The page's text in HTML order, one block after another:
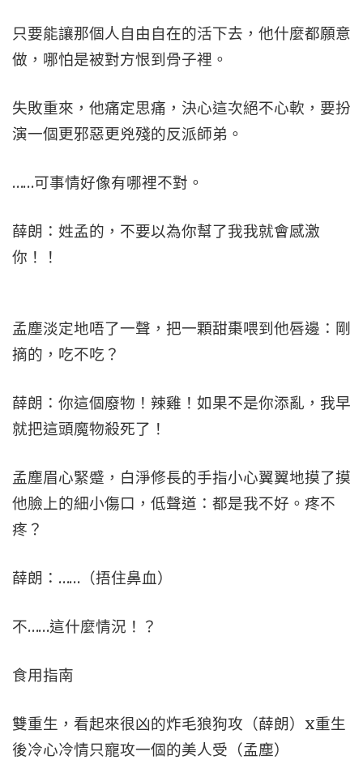
只要能讓那個人自由自在的活下去，他什麼都願意
做，哪怕是被對方恨到骨子裡。
失敗重來，他痛定思痛，決心這次絕不心軟，要扮
演一個更邪惡更兇殘的反派師弟。
……可事情好像有哪裡不對。
薛朗：姓孟的，不要以為你幫了我我就會感激
你！！
孟塵淡定地唔了一聲，把一顆甜棗喂到他唇邊：剛
摘的，吃不吃？
薛朗：你這個廢物！辣雞！如果不是你添亂，我早
就把這頭魔物殺死了！
孟塵眉心緊蹙，白淨修長的手指小心翼翼地摸了摸
他臉上的細小傷口，低聲道：都是我不好。疼不
疼？
薛朗：……（捂住鼻血）
不……這什麼情況！？
食用指南
雙重生，看起來很凶的炸毛狼狗攻（薛朗）x重生
後冷心冷情只寵攻一個的美人受（孟塵）